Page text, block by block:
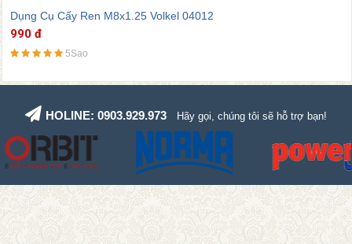
Dụng Cụ Cấy Ren M8x1.25 Volkel 04012
990 đ
5Sao
HOLINE: 0903.929.973 Hãy gọi, chúng tôi sẽ hỗ trợ bạn!